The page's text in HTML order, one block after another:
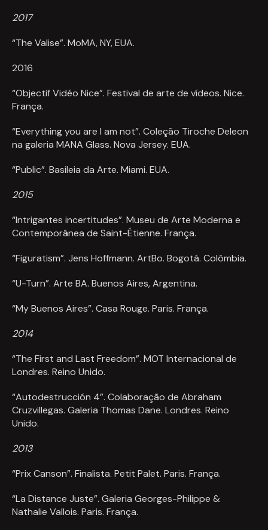
2017
“The Valise”. MoMA, NY, EUA.
2016
“Objectif Vidéo Nice”. Festival de arte de vídeos. Nice.
França.
“Everything you are I am not”. Coleção Tiroche Deleon
na galeria MANA Glass. Nova Jersey. EUA.
“Public”. Basileia da Arte. Miami. EUA.
2015
“Intrigantes incertitudes”. Museu de Arte Moderna e
Contemporânea de Saint-Étienne. França.
“Figuratism”. Jens Hoffmann. ArtBo. Bogotá. Colômbia.
“U-Turn”. Arte BA. Buenos Aires, Argentina.
“My Buenos Aires”. Casa Rouge. Paris. França.
2014
“The First and Last Freedom”. MOT Internacional de
Londres. Reino Unido.
“Autodestrucción 4”. Colaboração de Abraham
Cruzvillegas. Galeria Thomas Dane. Londres. Reino
Unido.
2013
“Prix Canson”. Finalista. Petit Palet. Paris. França.
“La Distance Juste”. Galeria Georges-Philippe &
Nathalie Vallois. Paris. França.